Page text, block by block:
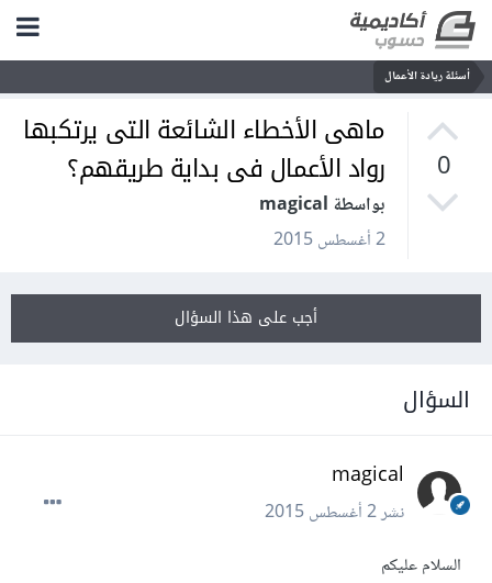
أسئلة ريادة الأعمال
0
ماهى الأخطاء الشائعة التى يرتكبها
رواد الأعمال فى بداية طريقهم؟
بواسطة magical
2 أغسطس 2015
أجب على هذا السؤال
السؤال
magical
نشر2 أغسطس 2015
السلام عليكم